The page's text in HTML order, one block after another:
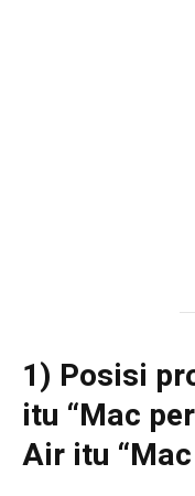
1) Posisi
itu “Mac
Air itu